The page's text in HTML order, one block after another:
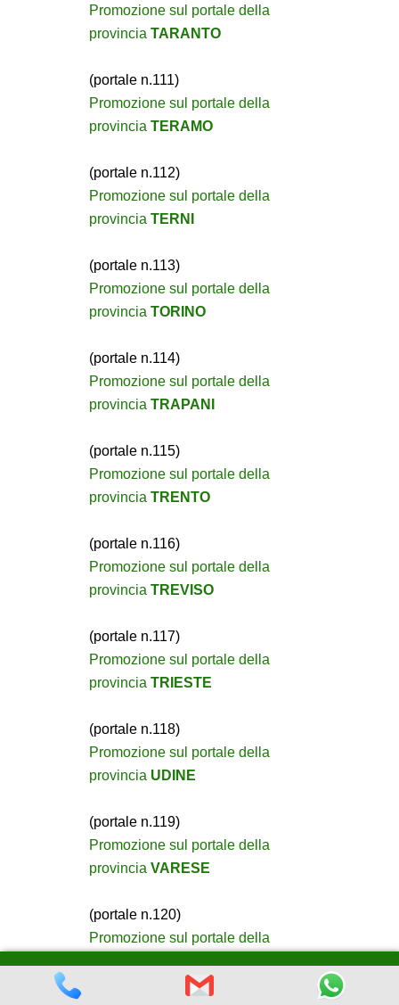
Promozione sul portale della
provincia TARANTO
(portale n.111)
Promozione sul portale della
provincia TERAMO
(portale n.112)
Promozione sul portale della
provincia TERNI
(portale n.113)
Promozione sul portale della
provincia TORINO
(portale n.114)
Promozione sul portale della
provincia TRAPANI
(portale n.115)
Promozione sul portale della
provincia TRENTO
(portale n.116)
Promozione sul portale della
provincia TREVISO
(portale n.117)
Promozione sul portale della
provincia TRIESTE
(portale n.118)
Promozione sul portale della
provincia UDINE
(portale n.119)
Promozione sul portale della
provincia VARESE
(portale n.120)
Promozione sul portale della